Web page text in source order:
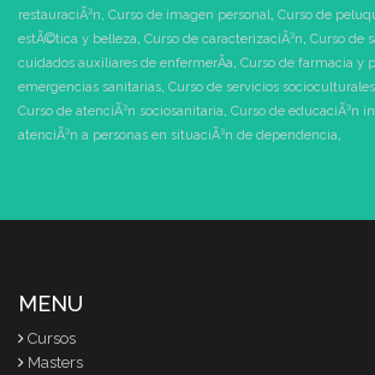
restauraciÃ³n, Curso de imagen personal, Curso de
estÃ©tica y belleza, Curso de caracterizaciÃ³n, Curso de
cuidados auxiliares de enfermerÃ­a, Curso de farmacia y
emergencias sanitarias, Curso de servicios
Curso de atenciÃ³n sociosanitaria, Curso de educaciÃ³n
atenciÃ³n a personas en situaciÃ³n de dependencia,
MENU
Cursos
Masters